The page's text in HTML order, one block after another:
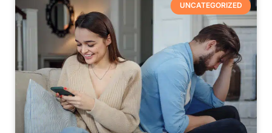
UNCATEGORIZED